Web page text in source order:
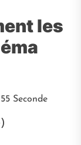
les
Seconde